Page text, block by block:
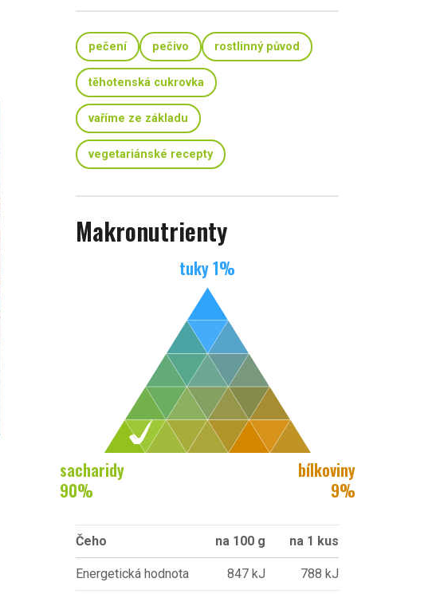
pečení pečivo rostlinný původ
těhotenská cukrovka
vaříme ze základu
vegetariánské recepty
Makronutrienty
tuky1%
sacharidy
90%
bílkoviny
9%
Čeho na 100 g na 1 kus
Energetická hodnota 847 kJ 788 kJ